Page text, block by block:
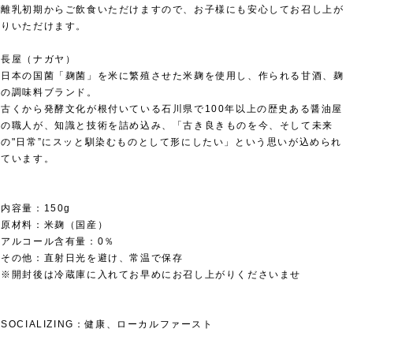
離乳初期からご飲食いただけますので、お子様にも安心してお召し上が
りいただけます。
長屋（ナガヤ）
日本の国菌「麹菌」を米に繁殖させた米麹を使用し、作られる甘酒、麹
の調味料ブランド。
古くから発酵文化が根付いている石川県で100年以上の歴史ある醤油屋
の職人が、知識と技術を詰め込み、「古き良きものを今、そして未来
の"日常”にスッと馴染むものとして形にしたい」という思いが込められ
ています。
内容量：150g
原材料：米麹（国産）
アルコール含有量：0％
その他：直射日光を避け、常温で保存
※開封後は冷蔵庫に入れてお早めにお召し上がりくださいませ
SOCIALIZING：健康、ローカルファースト